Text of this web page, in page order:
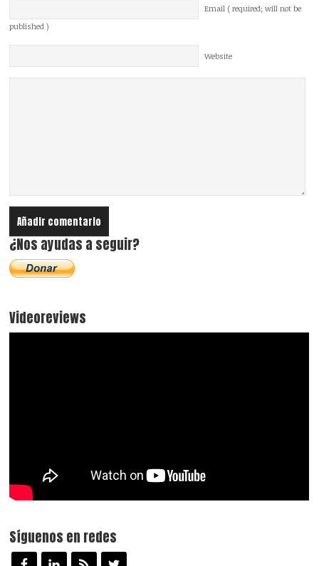
Email ( required; will not be
published )
Website
¿Nos ayudas a seguir?
Videoreviews
Síguenos en redes